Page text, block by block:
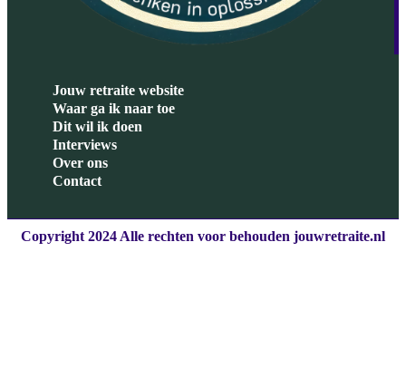
Jouw retraite website
Waar ga ik naar toe
Dit wil ik doen
Interviews
Over ons
Contact
Copyright 2024 Alle rechten voor behouden jouwretraite.nl